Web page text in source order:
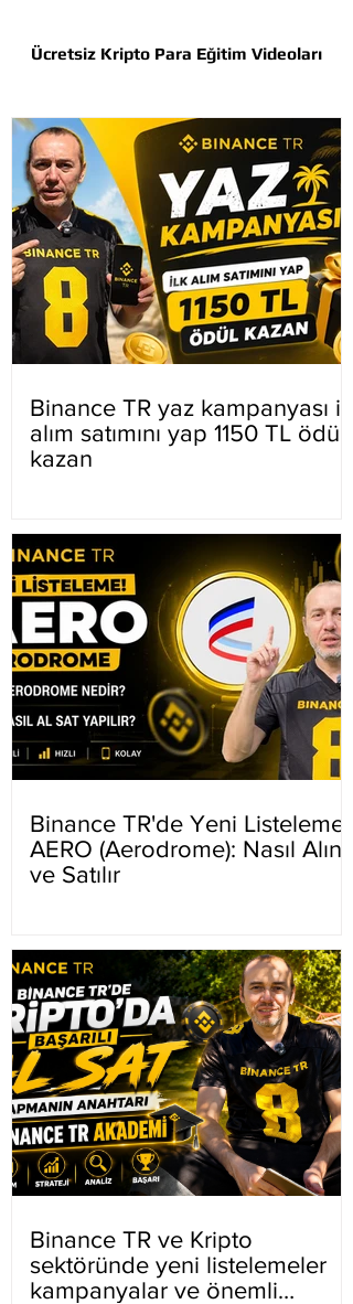
Ücretsiz Kripto Para Eğitim Videoları
Binance TR yaz kampanyası ilk
alım satımını yap 1150 TL ödül
kazan
Binance TR'de Yeni Listeleme
AERO (Aerodrome): Nasıl Alınır
ve Satılır
Binance TR ve Kripto
sektöründe yeni listelemeler
kampanyalar ve önemli